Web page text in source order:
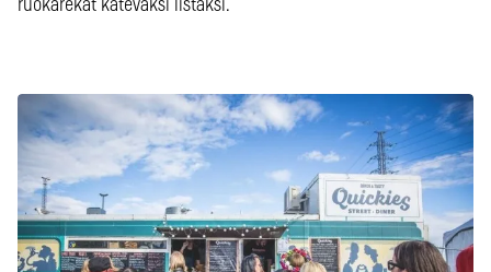
ruokarekat käteväksi listaksi.